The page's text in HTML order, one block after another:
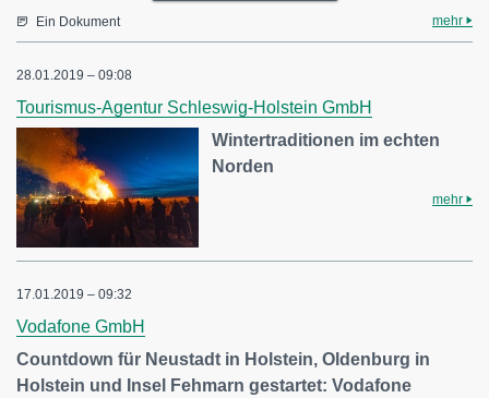
Ein Dokument mehr
28.01.2019 – 09:08
Tourismus-Agentur Schleswig-Holstein GmbH
Wintertraditionen im echten
Norden
mehr
17.01.2019 – 09:32
Vodafone GmbH
Countdown für Neustadt in Holstein, Oldenburg in
Holstein und Insel Fehmarn gestartet: Vodafone